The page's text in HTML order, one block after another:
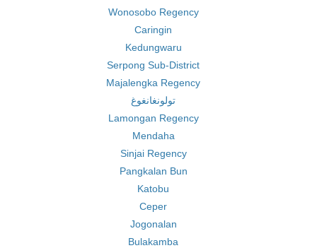
Wonosobo Regency
Caringin
Kedungwaru
Serpong Sub-District
Majalengka Regency
تولونغانغوغ
Lamongan Regency
Mendaha
Sinjai Regency
Pangkalan Bun
Katobu
Ceper
Jogonalan
Bulakamba